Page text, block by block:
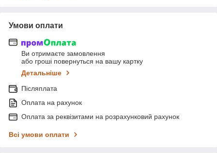
Умови оплати
Ви отримаєте замовлення
або гроші повернуться на вашу картку
Детальніше
Післяплата
Оплата на рахунок
Оплата за реквізитами на розрахунковий рахунок
Всі умови оплати